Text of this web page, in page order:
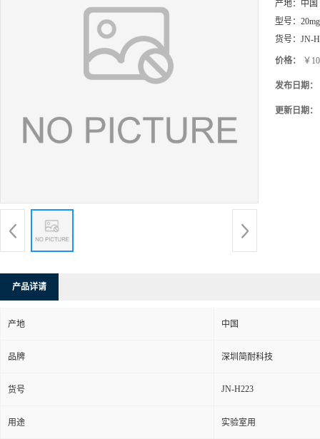
产地： 中国
型号： 20mg
货号： JN-
价格： ￥
发布日期：
更新日期：
产品详请
产地 中国
品牌 深圳简耐科技
货号 JN-H223
用途 实验室用